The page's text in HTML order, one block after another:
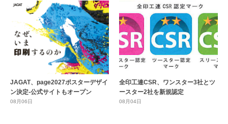
JAGAT、page2027ポスターデザイ
ン決定-公式サイトもオープン
08月06日
全印工連CSR、ワンスター3社とツ
ースター2社を新規認定
08月04日